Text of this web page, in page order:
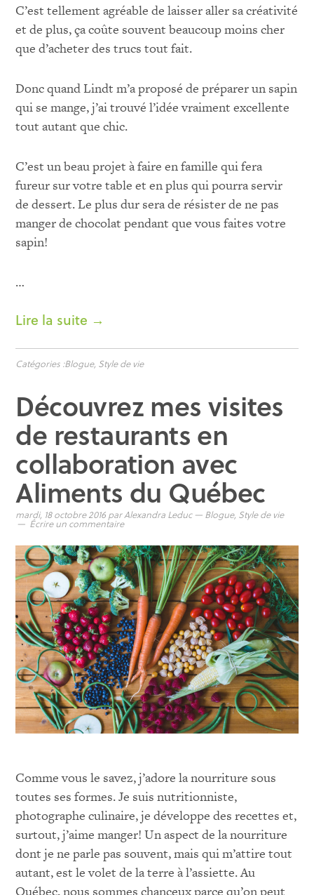
C’est tellement agréable de laisser aller sa créativité
et de plus, ça coûte souvent beaucoup moins cher
que d’acheter des trucs tout fait.
Donc quand Lindt m’a proposé de préparer un sapin
qui se mange, j’ai trouvé l’idée vraiment excellente
tout autant que chic.
C’est un beau projet à faire en famille qui fera
fureur sur votre table et en plus qui pourra servir
de dessert. Le plus dur sera de résister de ne pas
manger de chocolat pendant que vous faites votre
sapin!
…
Lire la suite →
Catégories :Blogue, Style de vie
Découvrez mes visites
de restaurants en
collaboration avec
Aliments du Québec
mardi, 18 octobre 2016 parAlexandra Leduc — Blogue, Style de vie
Écrire un commentaire
Comme vous le savez, j’adore la nourriture sous
toutes ses formes. Je suis nutritionniste,
photographe culinaire, je développe des recettes et,
surtout, j’aime manger! Un aspect de la nourriture
dont je ne parle pas souvent, mais qui m’attire tout
autant, est le volet de la terre à l’assiette. Au
Québec, nous sommes chanceux parce qu’on peut